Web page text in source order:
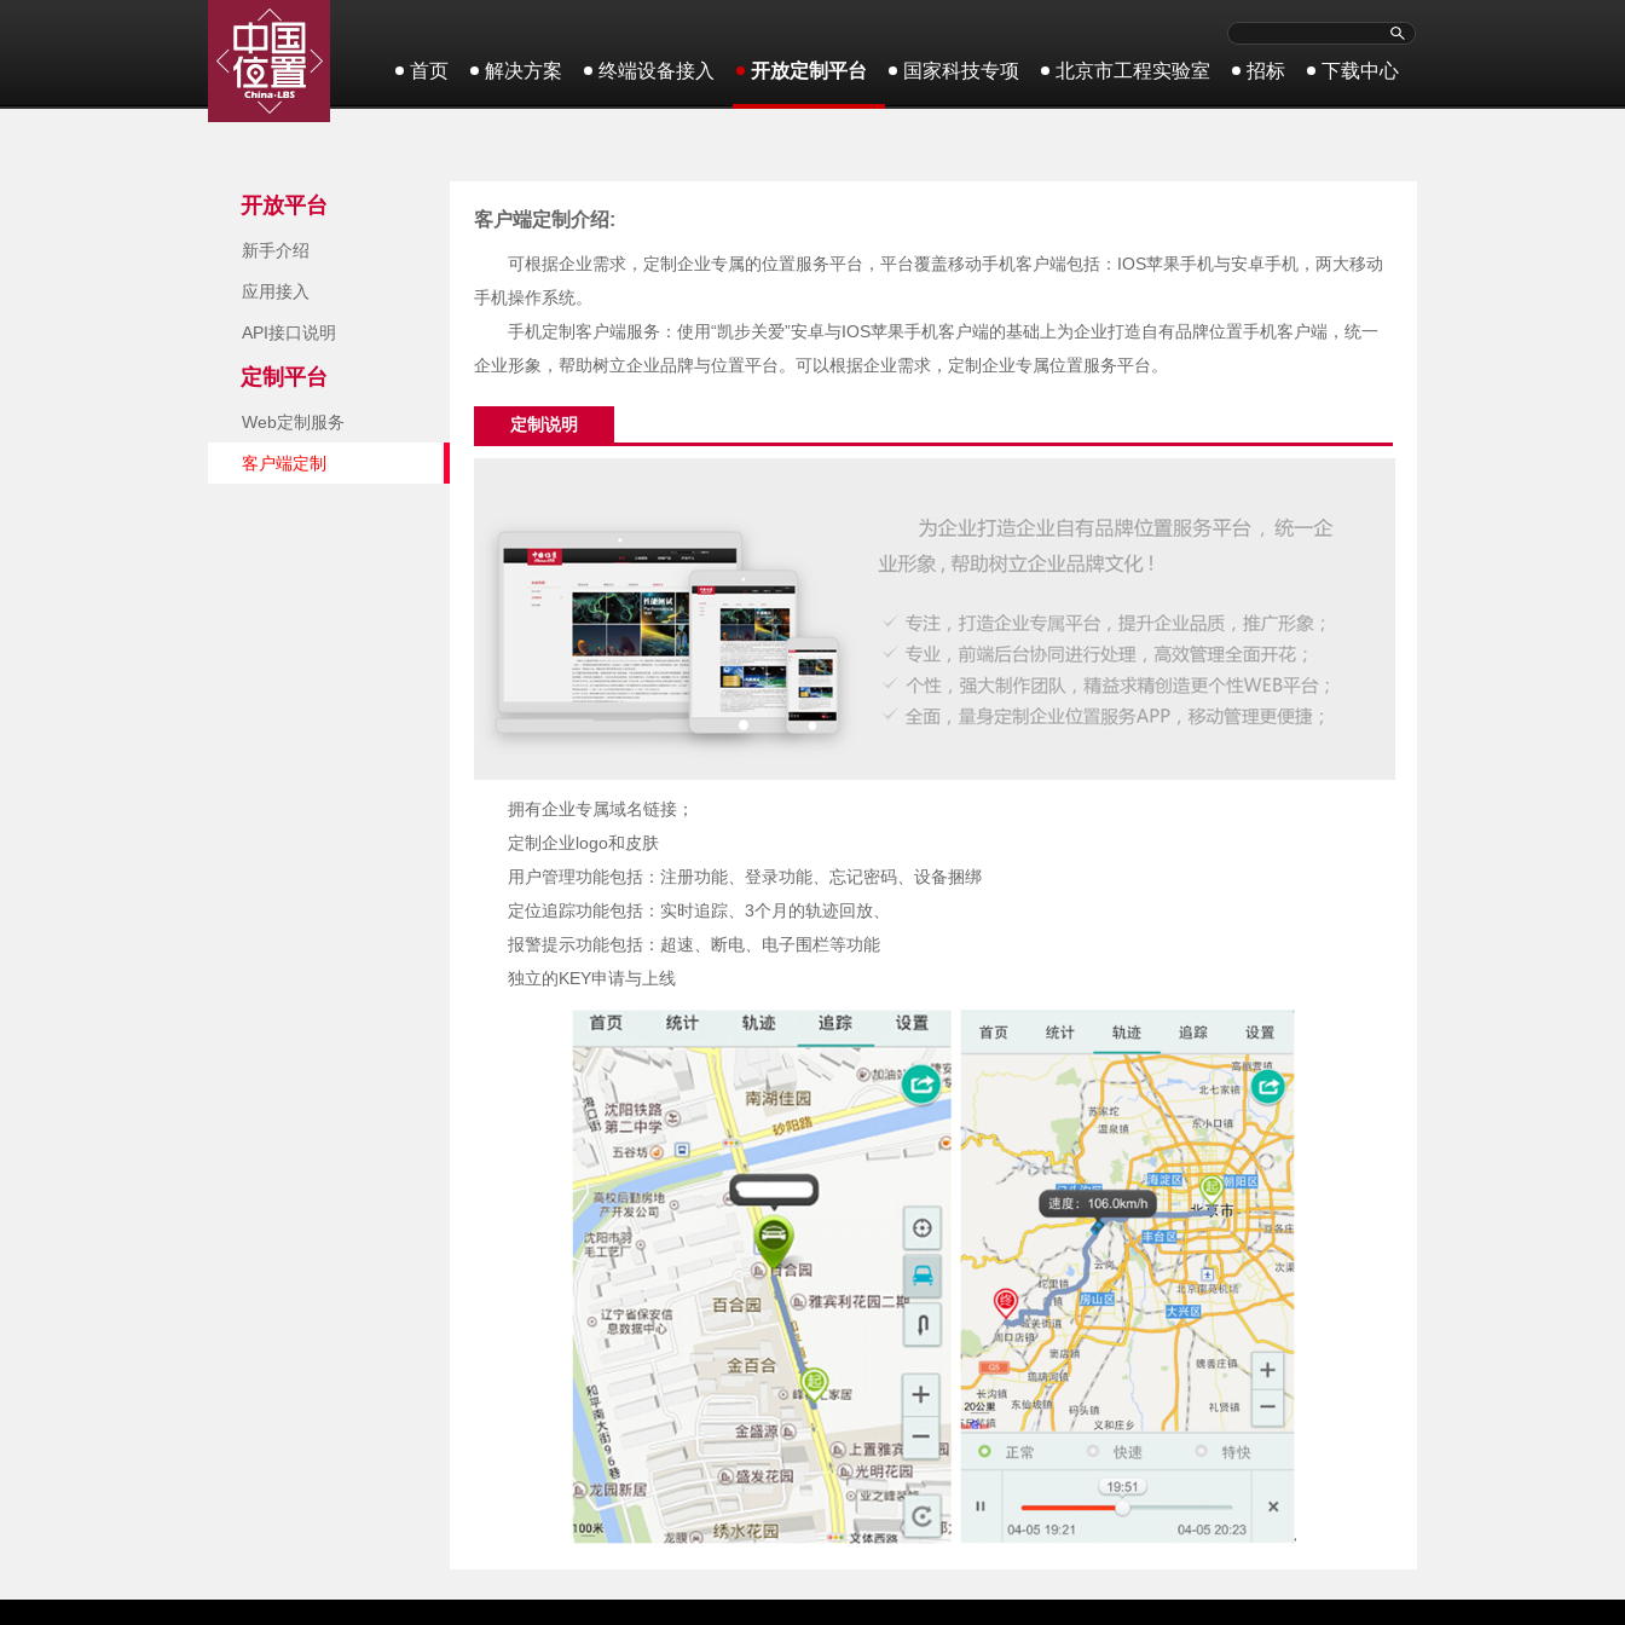
首页 解决方案 终端设备接入 开放定制平台 国家科技专项 北京市工程实验室 招标 下载中心
开放平台
新手介绍
应用接入
API接口说明
定制平台
Web定制服务
客户端定制
客户端定制介绍:
可根据企业需求，定制企业专属的位置服务平台，平台覆盖移动手机客户端包括：IOS苹果手机与安卓手机，两大移动
手机操作系统。
手机定制客户端服务：使用“凯步关爱”安卓与IOS苹果手机客户端的基础上为企业打造自有品牌位置手机客户端，统一
企业形象，帮助树立企业品牌与位置平台。可以根据企业需求，定制企业专属位置服务平台。
定制说明
拥有企业专属域名链接；
定制企业logo和皮肤
用户管理功能包括：注册功能、登录功能、忘记密码、设备捆绑
定位追踪功能包括：实时追踪、3个月的轨迹回放、
报警提示功能包括：超速、断电、电子围栏等功能
独立的KEY申请与上线